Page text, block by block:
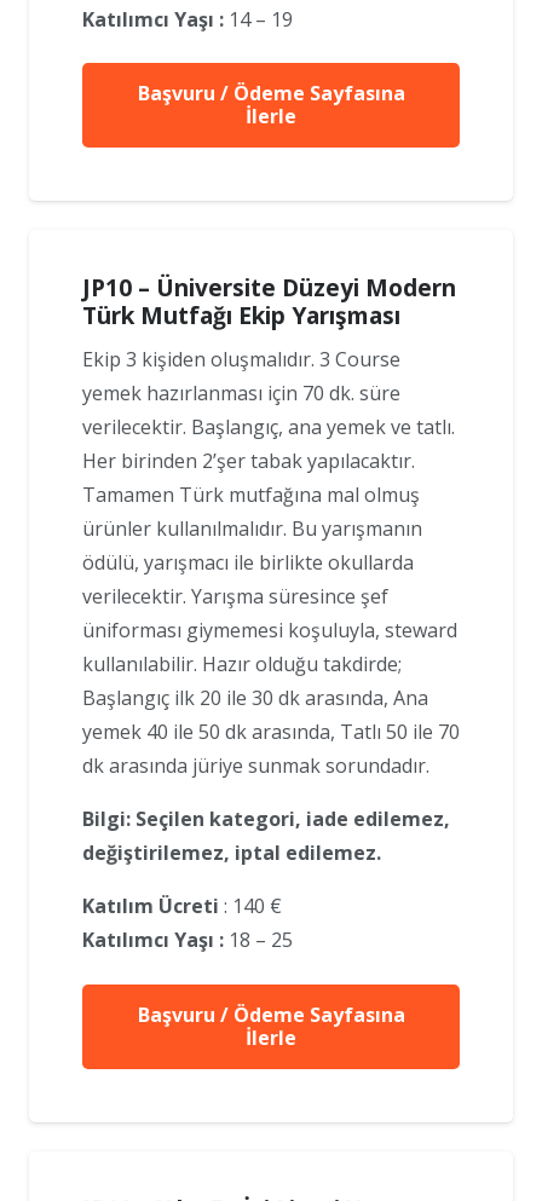
Katılımcı Yaşı : 14 – 19
Başvuru / Ödeme Sayfasına
İlerle
JP10 – Üniversite Düzeyi Modern
Türk Mutfağı Ekip Yarışması
Ekip 3 kişiden oluşmalıdır. 3 Course
yemek hazırlanması için 70 dk. süre
verilecektir. Başlangıç, ana yemek ve tatlı.
Her birinden 2’şer tabak yapılacaktır.
Tamamen Türk mutfağına mal olmuş
ürünler kullanılmalıdır. Bu yarışmanın
ödülü, yarışmacı ile birlikte okullarda
verilecektir. Yarışma süresince şef
üniforması giymemesi koşuluyla, steward
kullanılabilir. Hazır olduğu takdirde;
Başlangıç ilk 20 ile 30 dk arasında, Ana
yemek 40 ile 50 dk arasında, Tatlı 50 ile 70
dk arasında jüriye sunmak sorundadır.
Bilgi: Seçilen kategori, iade edilemez,
değiştirilemez, iptal edilemez.
Katılım Ücreti : 140 €
Katılımcı Yaşı : 18 – 25
Başvuru / Ödeme Sayfasına
İlerle